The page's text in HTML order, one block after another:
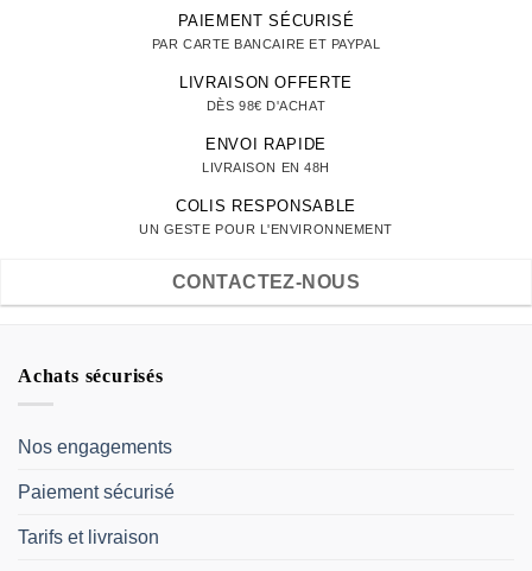
PAIEMENT SÉCURISÉ
PAR CARTE BANCAIRE ET PAYPAL
LIVRAISON OFFERTE
DÈS 98€ D'ACHAT
ENVOI RAPIDE
LIVRAISON EN 48H
COLIS RESPONSABLE
UN GESTE POUR L'ENVIRONNEMENT
CONTACTEZ-NOUS
Achats sécurisés
Nos engagements
Paiement sécurisé
Tarifs et livraison